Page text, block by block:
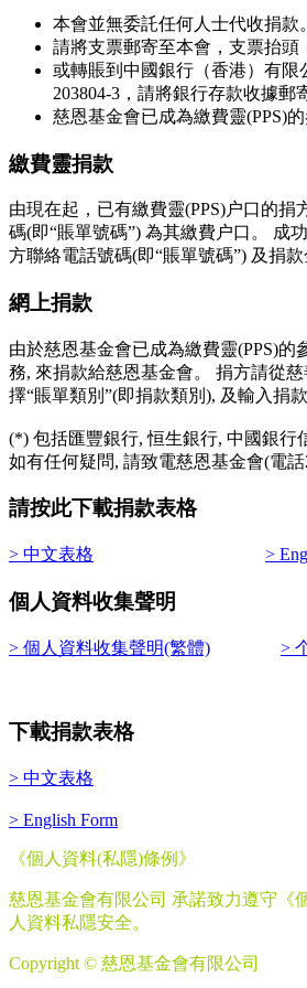
本會並無委託任何人士代收捐款
請將支票郵寄至本會，支票抬頭
或轉賬到中國銀行（香港）有限
203804-3，請將銀行存款收據郵
慈恩基金會已成為繳費靈(PPS)的
繳費靈捐款
由現在起，已有繳費靈(PPS)户口的捐
碼(即“賬單號碼”) 為其繳費户口。 成
方聯絡電話號碼(即“賬單號碼”) 及捐
網上捐款
由於慈恩基金會已成為繳費靈(PPS)
務, 來捐款給慈恩基金會。 捐方請從
擇“賬單類別”(即捐款類別), 及輸入捐
(*) 包括匯豐銀行, 恒生銀行, 中國銀行
如有任何疑問, 請致電慈恩基金會(電話
請按此下載捐款表格
> 中文表格 >
個人資料收集聲明
> 個人資料收集聲明(繁體) >
下載捐款表格
> 中文表格
> English Form
《個人資料(私隱)條例》
慈恩基金會有限公司 承諾致力遵守《
人資料私隱安全。
Copyright © 慈恩基金會有限公司